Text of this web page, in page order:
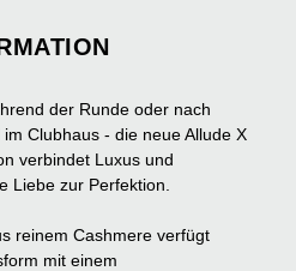
der Runde oder nach
Clubhaus - die neue Allude X
verbindet Luxus und
Liebe zur Perfektion.
reinem Cashmere verfügt
mit einem